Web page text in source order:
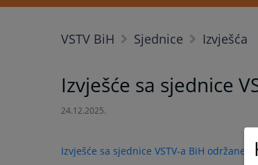
VSTV BiH Sjednice Izvješća
Izvješće sa sjednice
24.12.2025.
Izvješće sa sjednice VSTV-a BiH održane